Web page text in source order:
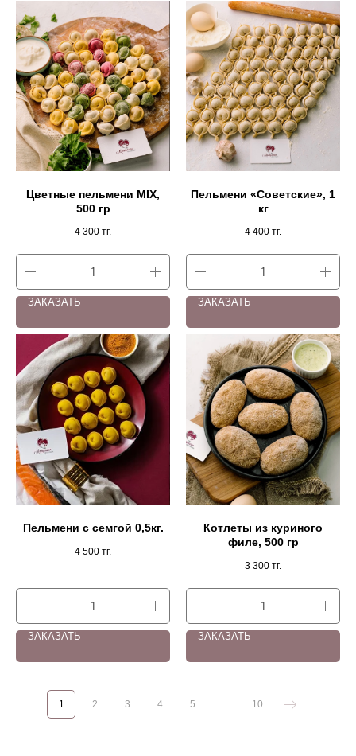
Цветные пельмени MIX,
500 гр
4 300 тг.
ЗАКАЗАТЬ
Пельмени «Советские», 1
кг
4 400 тг.
ЗАКАЗАТЬ
Пельмени с семгой 0,5кг.
4 500 тг.
ЗАКАЗАТЬ
Котлеты из куриного
филе, 500 гр
3 300 тг.
ЗАКАЗАТЬ
1 2 3 4 5 10